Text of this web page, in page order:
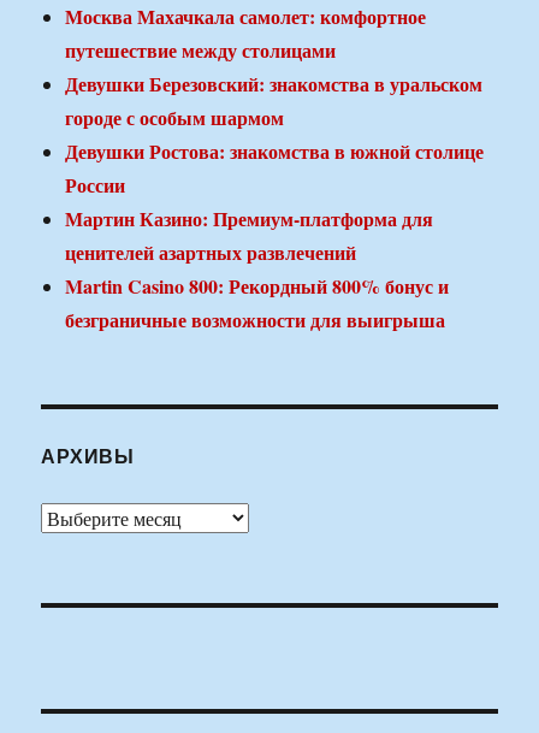
Москва Махачкала самолет: комфортное
путешествие между столицами
Девушки Березовский: знакомства в уральском
городе с особым шармом
Девушки Ростова: знакомства в южной столице
России
Мартин Казино: Премиум-платформа для
ценителей азартных развлечений
Martin Casino 800: Рекордный 800% бонус и
безграничные возможности для выигрыша
АРХИВЫ
Архивы